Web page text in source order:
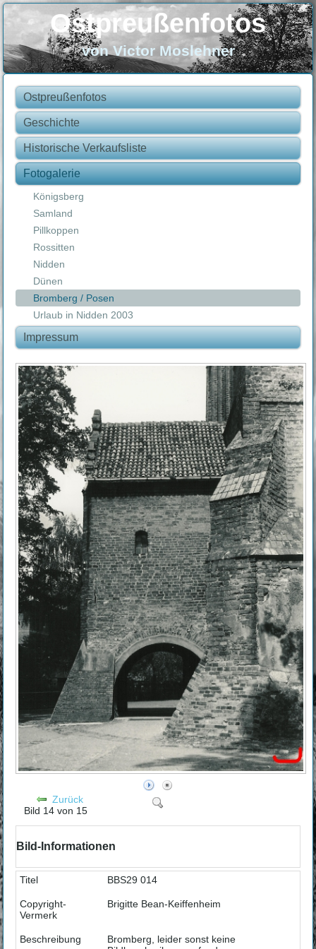
Ostpreußenfotos
von Victor Moslehner
Ostpreußenfotos
Geschichte
Historische Verkaufsliste
Fotogalerie
Königsberg
Samland
Pillkoppen
Rossitten
Nidden
Dünen
Bromberg / Posen
Urlaub in Nidden 2003
Impressum
Zurück
Bild 14 von 15
Bild-Informationen
Titel BBS29 014
Copyright-
Vermerk
Brigitte Bean-Keiffenheim
Beschreibung
Bromberg, leider sonst keine